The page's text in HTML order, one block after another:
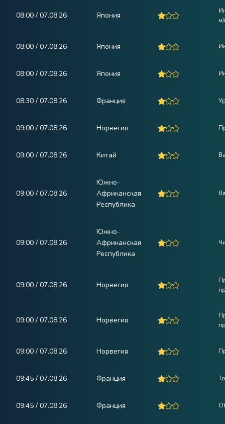
08:00 / 07.08.26 Япония
08:00 / 07.08.26 Япония
08:00 / 07.08.26 Япония
08:30 / 07.08.26 Франция
09:00 / 07.08.26 Норвегия
09:00 / 07.08.26 Китай
09:00 / 07.08.26
Южно-
Африканская
Республика
09:00 / 07.08.26
Южно-
Африканская
Республика
09:00 / 07.08.26 Норвегия
09:00 / 07.08.26 Норвегия
09:00 / 07.08.26 Норвегия
09:45 / 07.08.26 Франция
09:45 / 07.08.26 Франция